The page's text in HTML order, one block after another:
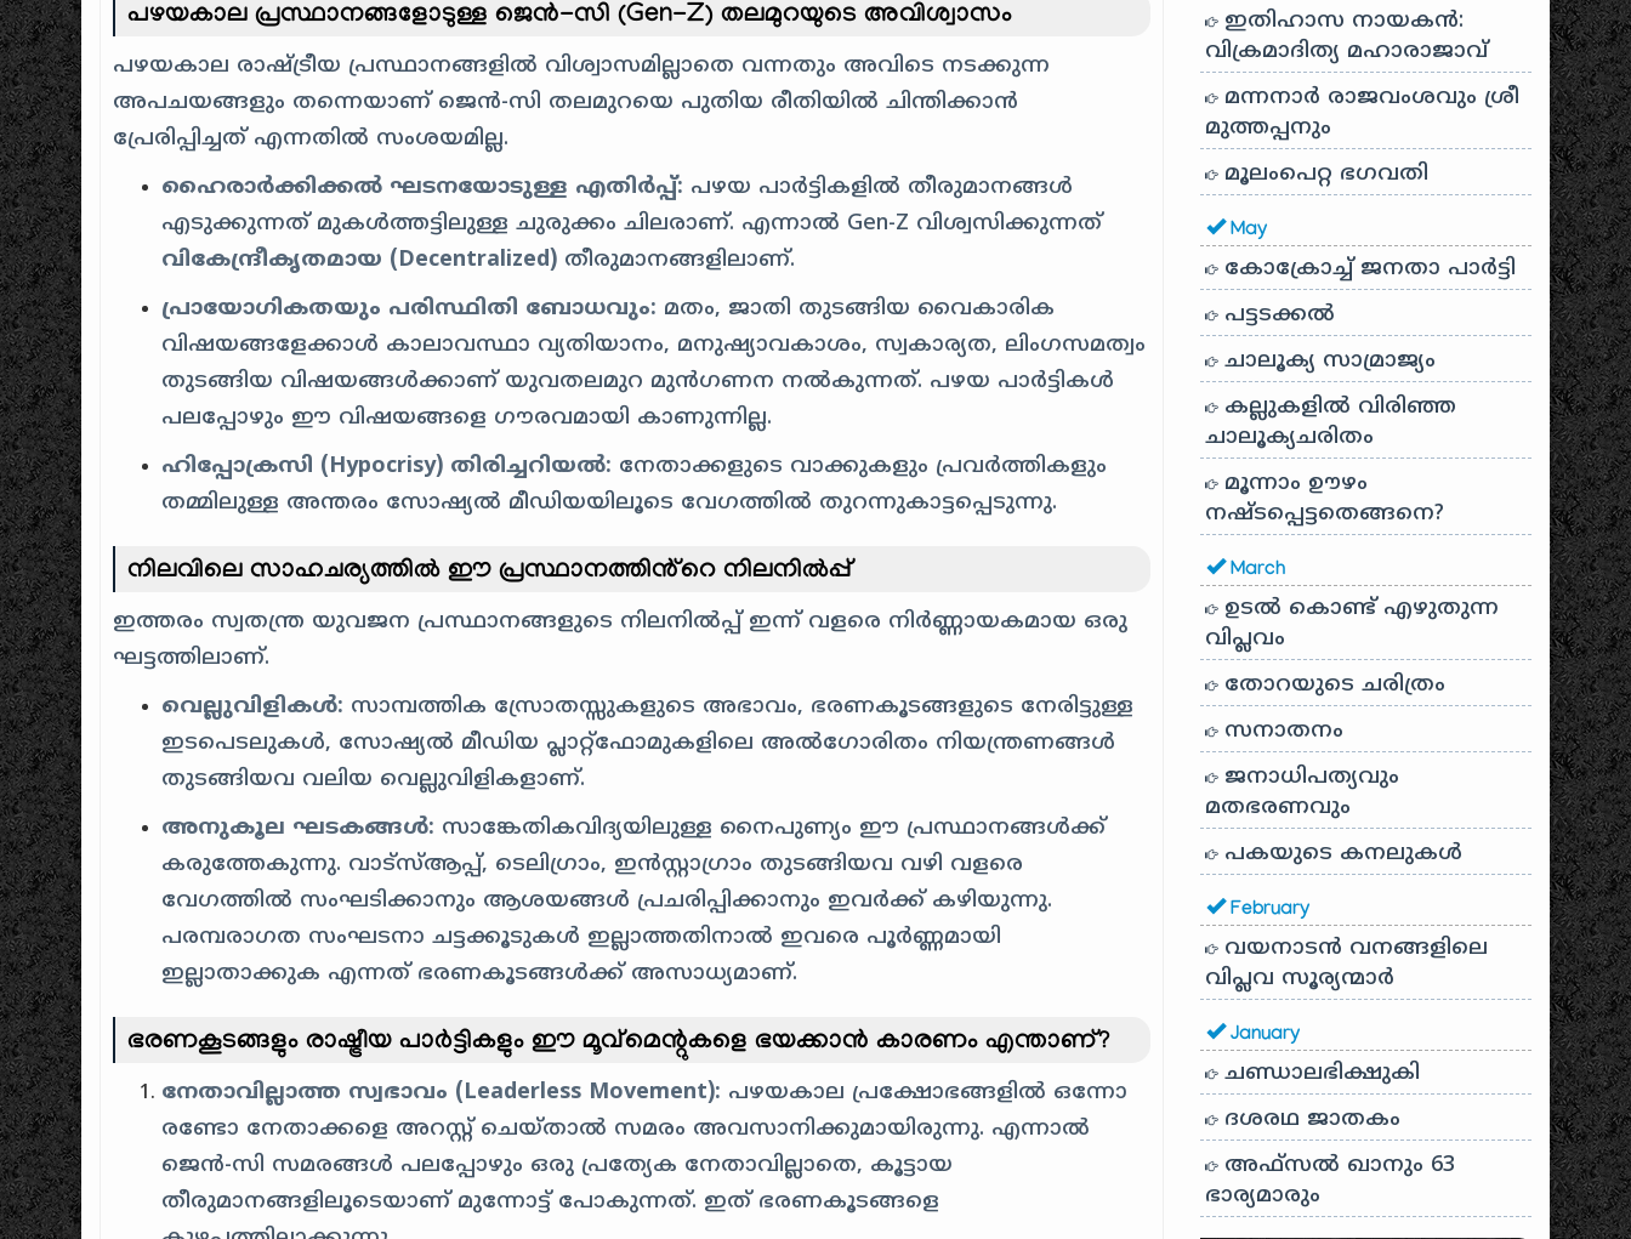
പഴയകാല പ്രസ്ഥാനങ്ങളോടുള്ള ജെൻ-സി (Gen-Z) തലമുറയുടെ അവിശ്വാസം
പഴയകാല രാഷ്ട്രീയ പ്രസ്ഥാനങ്ങളിൽ വിശ്വാസമില്ലാതെ വന്നതും അവിടെ നടക്കുന്ന
അപചയങ്ങളും തന്നെയാണ് ജെൻ-സി തലമുറയെ പുതിയ രീതിയിൽ ചിന്തിക്കാൻ
പ്രേരിപ്പിച്ചത് എന്നതിൽ സംശയമില്ല.
ഹൈരാർക്കിക്കൽ ഘടനയോടുള്ള എതിർപ്പ്: പഴയ പാർട്ടികളിൽ തീരുമാനങ്ങൾ
എടുക്കുന്നത് മുകൾത്തട്ടിലുള്ള ചുരുക്കം ചിലരാണ്. എന്നാൽ Gen-Z വിശ്വസിക്കുന്നത്
വികേന്ദ്രീകൃതമായ (Decentralized) തീരുമാനങ്ങളിലാണ്.
പ്രായോഗികതയും പരിസ്ഥിതി ബോധവും: മതം, ജാതി തുടങ്ങിയ വൈകാരിക
വിഷയങ്ങളേക്കാൾ കാലാവസ്ഥാ വ്യതിയാനം, മനുഷ്യാവകാശം, സ്വകാര്യത, ലിംഗസമത്വം
തുടങ്ങിയ വിഷയങ്ങൾക്കാണ് യുവതലമുറ മുൻഗണന നൽകുന്നത്. പഴയ പാർട്ടികൾ
പലപ്പോഴും ഈ വിഷയങ്ങളെ ഗൗരവമായി കാണുന്നില്ല.
ഹിപ്പോക്രസി (Hypocrisy) തിരിച്ചറിയൽ: നേതാക്കളുടെ വാക്കുകളും പ്രവർത്തികളും
തമ്മിലുള്ള അന്തരം സോഷ്യൽ മീഡിയയിലൂടെ വേഗത്തിൽ തുറന്നുകാട്ടപ്പെടുന്നു.
നിലവിലെ സാഹചര്യത്തിൽ ഈ പ്രസ്ഥാനത്തിൻ്റെ നിലനിൽപ്പ്
ഇത്തരം സ്വതന്ത്ര യുവജന പ്രസ്ഥാനങ്ങളുടെ നിലനിൽപ്പ് ഇന്ന് വളരെ നിർണ്ണായകമായ ഒരു
ഘട്ടത്തിലാണ്.
വെല്ലുവിളികൾ: സാമ്പത്തിക സ്രോതസ്സുകളുടെ അഭാവം, ഭരണകൂടങ്ങളുടെ നേരിട്ടുള്ള
ഇടപെടലുകൾ, സോഷ്യൽ മീഡിയ പ്ലാറ്റ്‌ഫോമുകളിലെ അൽഗോരിതം നിയന്ത്രണങ്ങൾ
തുടങ്ങിയവ വലിയ വെല്ലുവിളികളാണ്.
അനുകൂല ഘടകങ്ങൾ: സാങ്കേതികവിദ്യയിലുള്ള നൈപുണ്യം ഈ പ്രസ്ഥാനങ്ങൾക്ക്
കരുത്തേകുന്നു. വാട്സ്ആപ്പ്, ടെലിഗ്രാം, ഇൻസ്റ്റാഗ്രാം തുടങ്ങിയവ വഴി വളരെ
വേഗത്തിൽ സംഘടിക്കാനും ആശയങ്ങൾ പ്രചരിപ്പിക്കാനും ഇവർക്ക് കഴിയുന്നു.
പരമ്പരാഗത സംഘടനാ ചട്ടക്കൂടുകൾ ഇല്ലാത്തതിനാൽ ഇവരെ പൂർണ്ണമായി
ഇല്ലാതാക്കുക എന്നത് ഭരണകൂടങ്ങൾക്ക് അസാധ്യമാണ്.
ഭരണകൂടങ്ങളും രാഷ്ട്രീയ പാർട്ടികളും ഈ മൂവ്മെന്റുകളെ ഭയക്കാൻ കാരണം എന്താണ്?
നേതാവില്ലാത്ത സ്വഭാവം (Leaderless Movement): പഴയകാല പ്രക്ഷോഭങ്ങളിൽ ഒന്നോ
രണ്ടോ നേതാക്കളെ അറസ്റ്റ് ചെയ്താൽ സമരം അവസാനിക്കുമായിരുന്നു. എന്നാൽ
ജെൻ-സി സമരങ്ങൾ പലപ്പോഴും ഒരു പ്രത്യേക നേതാവില്ലാതെ, കൂട്ടായ
തീരുമാനങ്ങളിലൂടെയാണ് മുന്നോട്ട് പോകുന്നത്. ഇത് ഭരണകൂടങ്ങളെ
ഇതിഹാസ നായകൻ:
വിക്രമാദിത്യ മഹാരാജാവ്
മന്നനാർ രാജവംശവും ശ്രീ
മുത്തപ്പനും
മൂലംപെറ്റ ഭഗവതി
May
കോക്രോച്ച് ജനതാ പാർട്ടി
പട്ടടക്കൽ
ചാലൂക്യ സാമ്രാജ്യം
കല്ലുകളിൽ വിരിഞ്ഞ
ചാലൂക്യചരിതം
മൂന്നാം ഊഴം
നഷ്ടപ്പെട്ടതെങ്ങനെ?
March
ഉടൽ കൊണ്ട് എഴുതുന്ന
വിപ്ലവം
തോറയുടെ ചരിത്രം
സനാതനം
ജനാധിപത്യവും
മതഭരണവും
പകയുടെ കനലുകൾ
February
വയനാടൻ വനങ്ങളിലെ
വിപ്ലവ സൂര്യന്മാർ
January
ചണ്ഡാലഭിക്ഷുകി
ദശരഥ ജാതകം
അഫ്സൽ ഖാനും 63
ഭാര്യമാരും